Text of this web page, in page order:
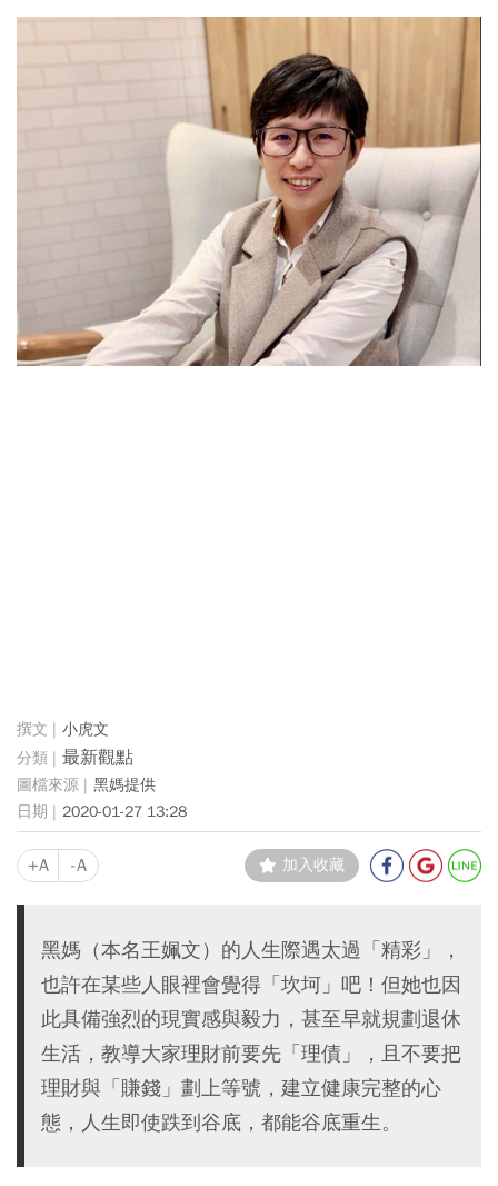
小虎文
最新觀點
黑媽提供
2020-01-27 13:28
+A -A 加入收藏
黑媽（本名王姵文）的人生際遇太過「精彩」，
也許在某些人眼裡會覺得「坎坷」吧！但她也因
此具備強烈的現實感與毅力，甚至早就規劃退休
生活，教導大家理財前要先「理債」，且不要把
理財與「賺錢」劃上等號，建立健康完整的心
態，人生即使跌到谷底，都能谷底重生。